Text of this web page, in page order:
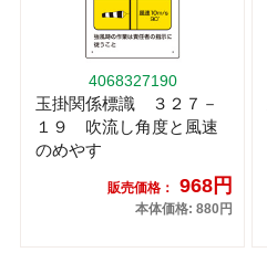
4068327190
玉掛関係標識 ３２７－
１９ 吹流し角度と風速
のめやす
販売価格： 968円
本体価格: 880円